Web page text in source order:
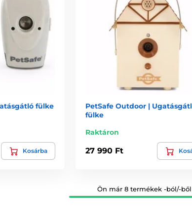
fülke
Kosárba
PetSafe Outdoor |
fülke
Raktáron
27 990 Ft
Ön már 8 termékek -ból/-ből